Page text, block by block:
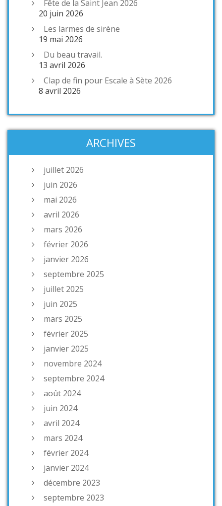
Fête de la Saint Jean 2026
20 juin 2026
Les larmes de sirène
19 mai 2026
Du beau travail.
13 avril 2026
Clap de fin pour Escale à Sète 2026
8 avril 2026
ARCHIVES
juillet 2026
juin 2026
mai 2026
avril 2026
mars 2026
février 2026
janvier 2026
septembre 2025
juillet 2025
juin 2025
mars 2025
février 2025
janvier 2025
novembre 2024
septembre 2024
août 2024
juin 2024
avril 2024
mars 2024
février 2024
janvier 2024
décembre 2023
septembre 2023